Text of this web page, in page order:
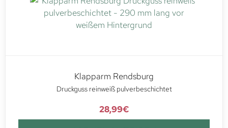
Klapparm Rendsburg
Druckguss reinweiß pulverbeschichtet
28,99€